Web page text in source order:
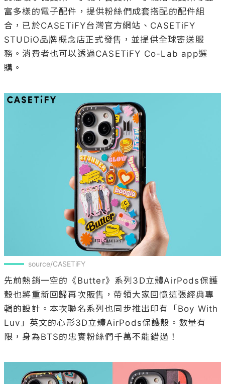
富多樣的電子配件，提供粉絲們成套搭配的配件組
合，已於CASETiFY台灣官方網站、CASETiFY
STUDiO品牌概念店正式發售，並提供全球寄送服
務。消費者也可以透過CASETiFY Co-Lab app選
購。
source/CASETiFY
先前熱銷一空的《Butter》系列3D立體AirPods保護
殼也將重新回歸再次販售，帶領大家回憶這張經典專
輯的設計。本次聯名系列也同步推出印有「Boy With
Luv」英文的心形3D立體AirPods保護殼。數量有
限，身為BTS的忠實粉絲們千萬不能錯過！